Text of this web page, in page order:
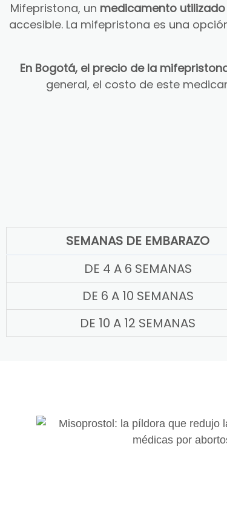
Mifepristona, un medicamento
accesible. La mifepristona es una
En Bogotá, el precio de la
general, el costo de este
SEMANAS DE EMBARAZO
DE 4 A 6 SEMANAS
DE 6 A 10 SEMANAS
DE 10 A 12 SEMANAS